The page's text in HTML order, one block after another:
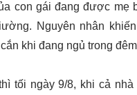
con gái đang được mẹ
Nguyên nhân
khi đang ngủ trong
tối ngày 9/8, khi cả